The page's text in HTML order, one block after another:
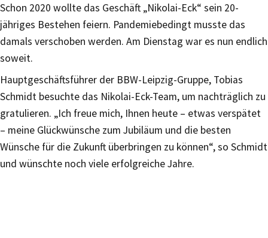
Schon 2020 wollte das Geschäft „Nikolai-Eck“ sein 20-
jähriges Bestehen feiern. Pandemiebedingt musste das
damals verschoben werden. Am Dienstag war es nun endlich
soweit.
Hauptgeschäftsführer der BBW-Leipzig-Gruppe, Tobias
Schmidt besuchte das Nikolai-Eck-Team, um nachträglich zu
gratulieren. „Ich freue mich, Ihnen heute – etwas verspätet
– meine Glückwünsche zum Jubiläum und die besten
Wünsche für die Zukunft überbringen zu können“, so Schmidt
und wünschte noch viele erfolgreiche Jahre.